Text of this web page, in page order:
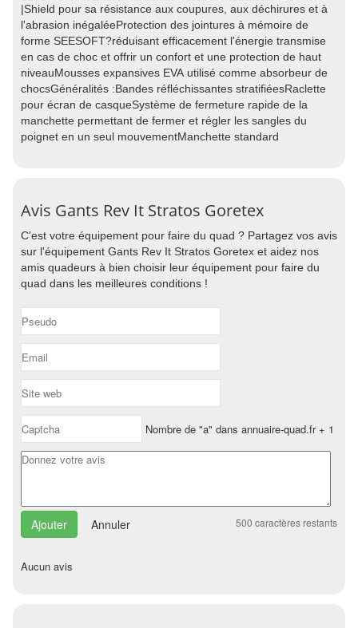
|Shield pour sa résistance aux coupures, aux déchirures et à
l'abrasion inégaléeProtection des jointures à mémoire de
forme SEESOFT?réduisant efficacement l'énergie transmise
en cas de choc et offrir un confort et une protection de haut
niveauMousses expansives EVA utilisé comme absorbeur de
chocsGénéralités :Bandes réfléchissantes stratifiéesRaclette
pour écran de casqueSystème de fermeture rapide de la
manchette permettant de fermer et régler les sangles du
poignet en un seul mouvementManchette standard
Avis Gants Rev It Stratos Goretex
C'est votre équipement pour faire du quad ? Partagez vos avis
sur l'équipement Gants Rev It Stratos Goretex et aidez nos
amis quadeurs à bien choisir leur équipement pour faire du
quad dans les meilleures conditions !
Nombre de "a" dans annuaire-quad.fr + 1
Annuler 500 caractères restants
Aucun avis